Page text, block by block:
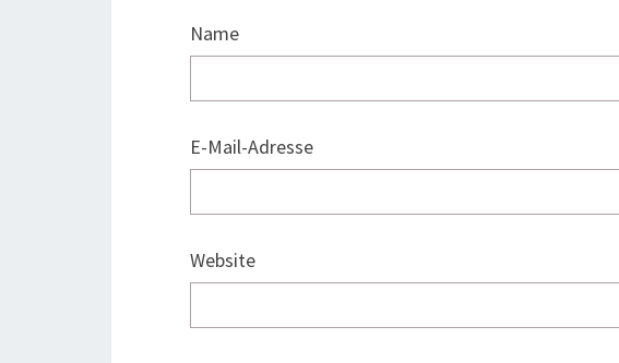
Name
E-Mail-Adresse
Website